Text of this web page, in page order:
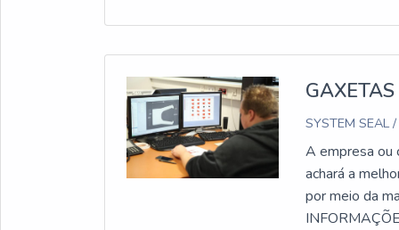
SYSTEM SEAL
A empresa ou
achará a
por meio da